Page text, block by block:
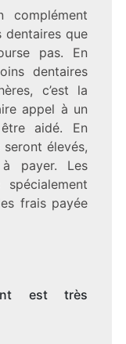
complément
dentaires que
pas. En
dentaires
c’est la
appel à un
être aidé. En
élevés,
payer. Les
frais payée
est très